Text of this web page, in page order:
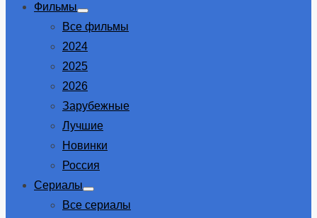
Фильмы
Show
sub
Все фильмы
2024
2025
2026
Зарубежные
Лучшие
Новинки
Россия
Сериалы
Show
sub
Все сериалы